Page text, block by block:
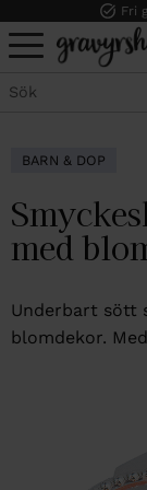
Meny
Fri
BARN & DOP
med
Underbart sött
blomdekor.